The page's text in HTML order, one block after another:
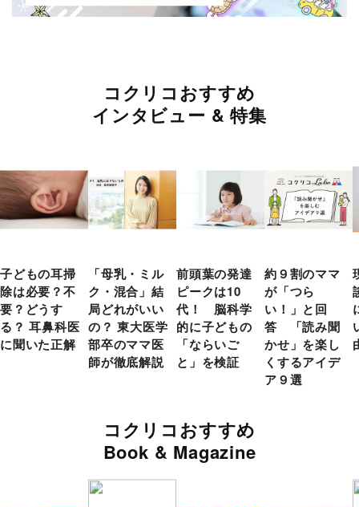
コクリコおすすめ
インタビュー & 特集
子どもの耳掃
除は必要？不
要？どうす
る？ 耳鼻科医
に聞いた正解
「母乳・ミル
ク・混合」結
局どれがいい
の？ 東大医学
部卒のママ医
師が徹底解説
前頭葉の発達
ピークは10
代！ 脳科学
的に子どもの
「ならいご
と」を検証
約９割のママ
が「つら
い！」と回
答 「読み聞
かせ」を楽し
くするアイデ
ア９選
コクリコおすすめ
Book & Magazine